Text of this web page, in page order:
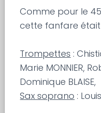
Comme pour le
cette fanfare
Trompettes :
Marie MONNIER,
Dominique BLAISE,
Sax soprano :